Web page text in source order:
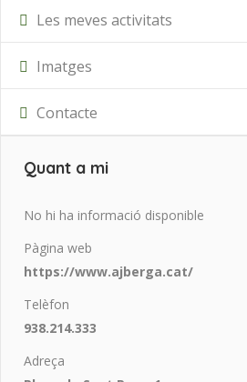
Les meves activitats
Imatges
Contacte
Quant a mi
No hi ha informació disponible
Pàgina web
https://www.ajberga.cat/
Telèfon
938.214.333
Adreça